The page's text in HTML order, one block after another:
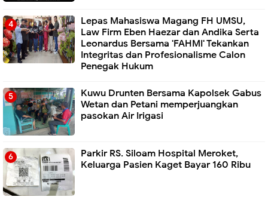
Lepas Mahasiswa Magang FH UMSU,
Law Firm Eben Haezar dan Andika Serta
Leonardus Bersama 'FAHMI' Tekankan
Integritas dan Profesionalisme Calon
Penegak Hukum
Kuwu Drunten Bersama Kapolsek Gabus
Wetan dan Petani memperjuangkan
pasokan Air Irigasi
Parkir RS. Siloam Hospital Meroket,
Keluarga Pasien Kaget Bayar 160 Ribu